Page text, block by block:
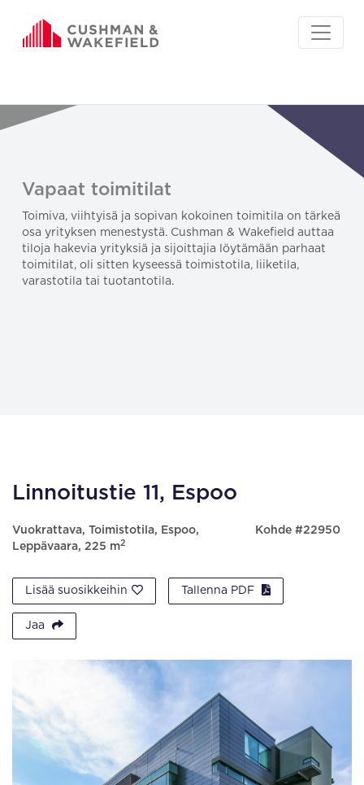
Vapaat toimitilat
Toimiva, viihtyisä ja sopivan kokoinen toimitila on tärkeä
osa yrityksen menestystä. Cushman & Wakefield auttaa
tiloja hakevia yrityksiä ja sijoittajia löytämään parhaat
toimitilat, oli sitten kyseessä toimistotila, liiketila,
varastotila tai tuotantotila.
Linnoitustie 11, Espoo
Vuokrattava, Toimistotila, Espoo,
Leppävaara, 225 m2
Kohde #22950
Lisää suosikkeihin Tallenna PDF
Jaa